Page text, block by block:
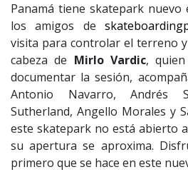
Panamá tiene skatepark nuevo
los amigos de
visita para controlar el terreno
cabeza de Mirlo Vardic,
documentar la sesión,
Antonio Navarro, Andrés
Sutherland, Angello Morales y
este skatepark no está abierto
su apertura se aproxima.
primero que se hace en este